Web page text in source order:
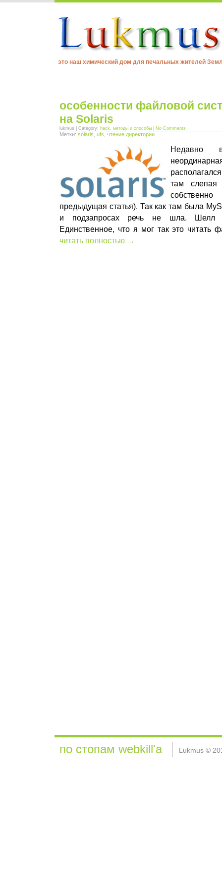
это наш химический дом для печальных жителей
особенности файловой
на Solaris
lukmus | Category: hack, методы и способы No Comments
Метки: solaris ufs чтение директории
Недавно
там слепая
предыдущая статья). Так как там была
и подзапросах речь не шла. Шелл
Единственное, что я мог так это читать
читать полностью →
по стопам webkill'а Lukmus ©